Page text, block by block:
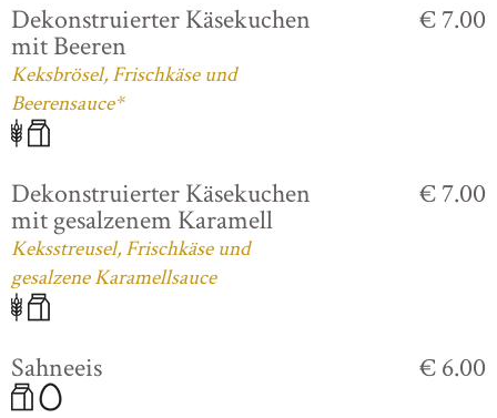
Dekonstruierter Käsekuchen
mit Beeren
Keksbrösel, Frischkäse und
Beerensauce*
€ 7.00
Dekonstruierter Käsekuchen
mit gesalzenem Karamell
Keksstreusel, Frischkäse und
gesalzene Karamellsauce
€ 7.00
Sahneeis € 6.00